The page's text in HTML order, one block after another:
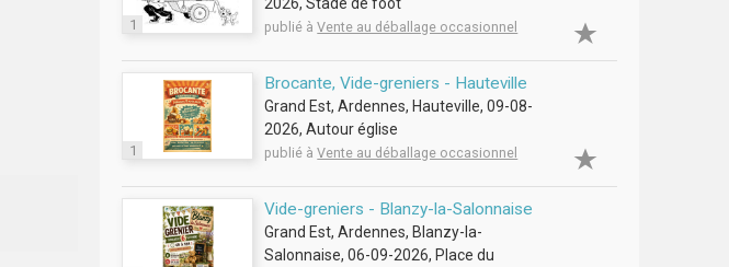
1 publié àVente au déballage occasionnel
1
Brocante, Vide-greniers - Hauteville
Grand Est, Ardennes, Hauteville, 09-08-
2026, Autour église
publié àVente au déballage occasionnel
Vide-greniers - Blanzy-la-Salonnaise
Grand Est, Ardennes, Blanzy-la-
Salonnaise, 06-09-2026, Place du